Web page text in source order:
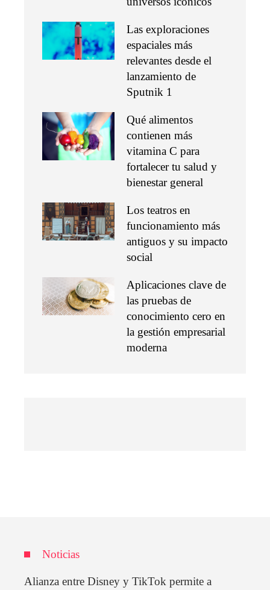
Las exploraciones
espaciales más
relevantes desde el
lanzamiento de
Sputnik 1
Qué alimentos
contienen más
vitamina C para
fortalecer tu salud y
bienestar general
Los teatros en
funcionamiento más
antiguos y su impacto
social
Aplicaciones clave de
las pruebas de
conocimiento cero en
la gestión empresarial
moderna
Noticias
Alianza entre Disney y TikTok permite a